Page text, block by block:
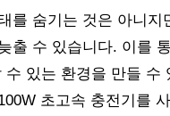
를 숨기는 것은 아니
출 수 있습니다. 이를
있는 환경을 만들 수
초고속 충전기를